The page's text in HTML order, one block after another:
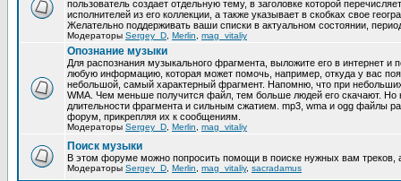
пользователь создает отдельную тему, в заголовке которой
исполнителей из его коллекции, а также указывает в скобках свое
Желательно поддерживать ваши списки в актуальном состоянии,
Модераторы Sergey_D Merlin mag_vitaliy
Опознание музыки
Для распознания музыкального фрагмента, выложите его в интернет и
любую информацию, которая может помочь, например, откуда у вас
небольшой, самый характерный фрагмент. Напомню, что при
WMA. Чем меньше получится файл, тем больше людей его скачают. Но
длительности фрагмента и сильным сжатием. mp3, wma и ogg файлы
форум, прикрепляя их к сообщениям.
Модераторы Sergey_D Merlin mag_vitaliy
Поиск музыки
В этом форуме можно попросить помощи в поиске нужных вам треков,
Модераторы Sergey_D Merlin mag_vitaliy, sacradamus